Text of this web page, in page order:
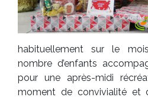
habituellement sur le
nombre d’enfants
pour une après-midi
moment de convivialité et